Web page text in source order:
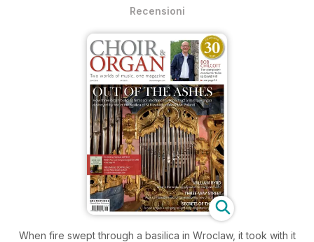
Recensioni
When fire swept through a basilica in Wroclaw, it took with it